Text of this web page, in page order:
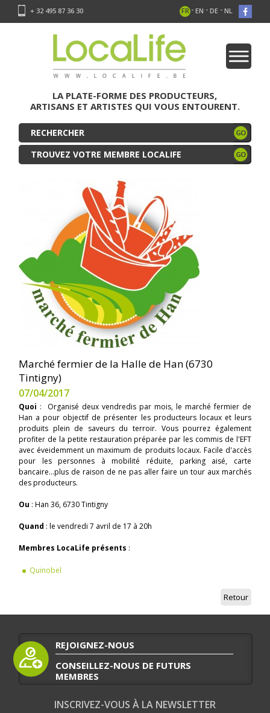
+ 32 495 87 36 30 FR - EN - DE - NL
LA PLATE-FORME DES PRODUCTEURS,
ARTISANS ET ARTISTES QUI VOUS ENTOURENT.
TROUVEZ VOTRE MEMBRE LOCALIFE
Marché fermier de la Halle de Han (6730
Tintigny)
07/04/2017
Quoi : Organisé deux vendredis par mois, le marché fermier de
Han a pour objectif de présenter les producteurs locaux et leurs
produits plein de saveurs du terroir. Vous pourrez également
profiter de la petite restauration préparée par les commis de l'EFT
avec éveidemment un maximum de produits locaux. Facile d'accès
pour les personnes à mobilité réduite, parking aisé, carte
bancaire...plus de raison de ne pas aller faire un tour aux marchés
des producteurs.
Ou : Han 36, 6730 Tintigny
Quand : le vendredi 7 avril de 17 à 20h
Membres LocaLife présents :
Quinobel
Retour
REJOIGNEZ-NOUS
CONSEILLEZ-NOUS DE FUTURS
MEMBRES
INSCRIVEZ-VOUS À LA NEWSLETTER